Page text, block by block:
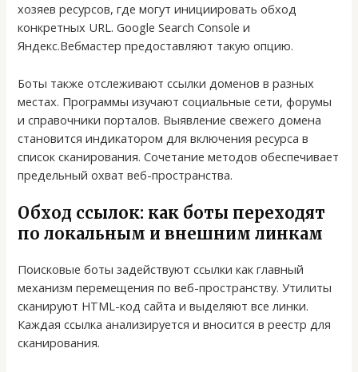
хозяев ресурсов, где могут инициировать обход
конкретных URL. Google Search Console и
Яндекс.Вебмастер предоставляют такую опцию.
Боты также отслеживают ссылки доменов в разных
местах. Программы изучают социальные сети, форумы
и справочники порталов. Выявление свежего домена
становится индикатором для включения ресурса в
список сканирования. Сочетание методов обеспечивает
предельный охват веб-пространства.
Обход ссылок: как боты переходят
по локальным и внешним линкам
Поисковые боты задействуют ссылки как главный
механизм перемещения по веб-пространству. Утилиты
сканируют HTML-код сайта и выделяют все линки.
Каждая ссылка анализируется и вносится в реестр для
сканирования.